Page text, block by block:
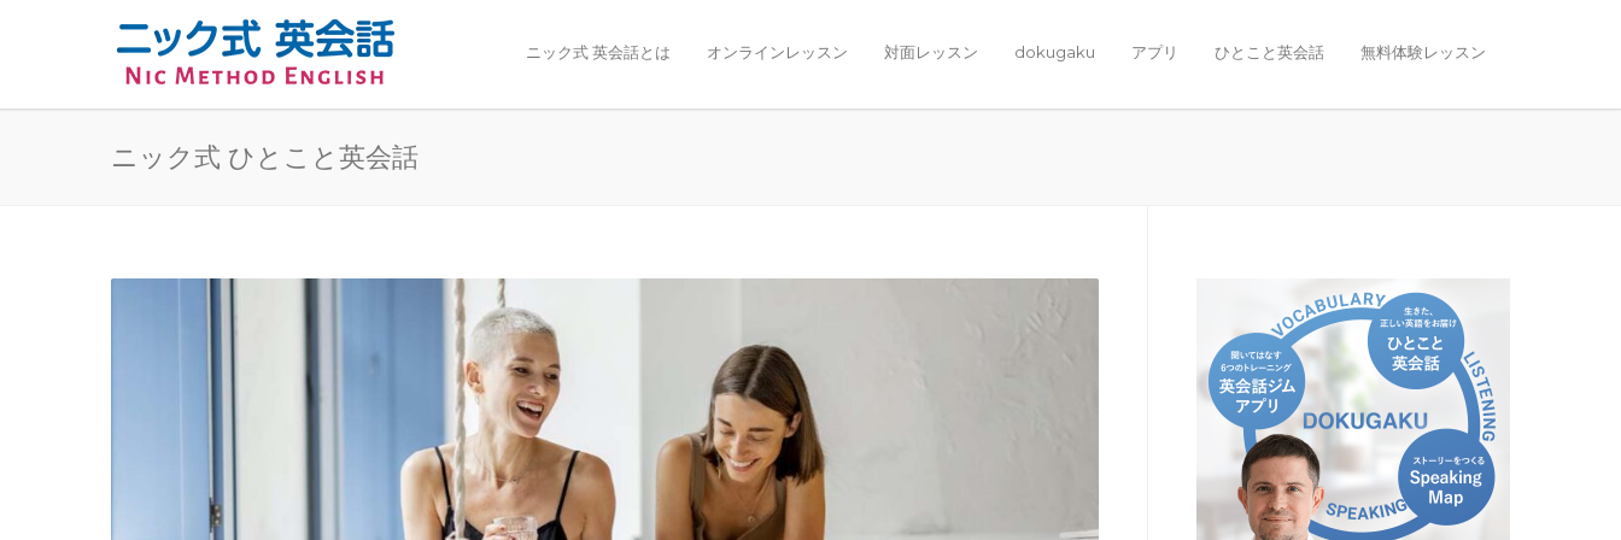
ニック式 英会話とは オンラインレッスン 対面レッスン dokugaku アプリ ひとこと英会話 無料体験レッスン
ニック式 ひとこと英会話